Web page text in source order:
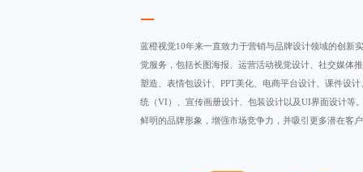
蓝橙视觉10年来一直致力于营销与品牌设计领域的创新
觉服务，包括长图海报、运营活动视觉设计、社交媒体
塑造、表情包设计、PPT美化、电商平台设计、课件设计
统（VI）、宣传画册设计、包装设计以及UI界面设计等
鲜明的品牌形象，增强市场竞争力，并吸引更多潜在客